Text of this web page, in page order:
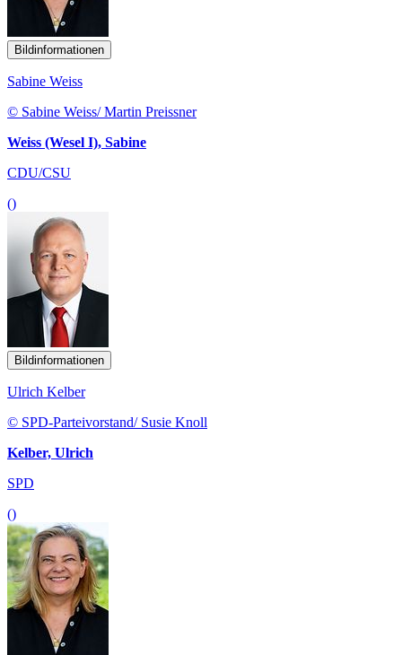
Bildinformationen
Sabine Weiss
© Sabine Weiss/ Martin Preissner
Weiss (Wesel I), Sabine
CDU/CSU
()
Bildinformationen
Ulrich Kelber
© SPD-Parteivorstand/ Susie Knoll
Kelber, Ulrich
SPD
()